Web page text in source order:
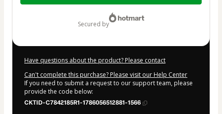
secured by
Have questions about the product? Please contact
Can't complete this purchase? Please visit our Help Center
If you need to submit a request to our support team, please
provide the code below:
CKTID-C7842185R1-1786056512881-1566